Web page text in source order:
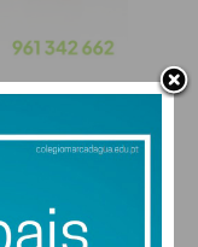
clear sky